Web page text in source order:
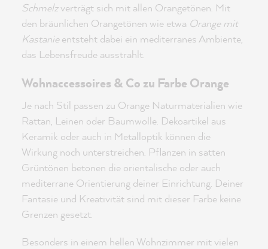
Schmelzverträgt sich mit allen Orangetönen. Mit
den bräunlichen Orangetönen wie etwa Orange mit
Kastanieentsteht dabei ein mediterranes Ambiente,
das Lebensfreude ausstrahlt.
Wohnaccessoires & Co zu Farbe Orange
Je nach Stil passen zu Orange Naturmaterialien wie
Rattan, Leinen oder Baumwolle. Dekoartikel aus
Keramik oder auch in Metalloptik können die
Wirkung noch unterstreichen. Pflanzen in satten
Grüntönen betonen die orientalische oder auch
mediterrane Orientierung deiner Einrichtung. Deiner
Fantasie und Kreativität sind mit dieser Farbe keine
Grenzen gesetzt.
Besonders in einem hellen Wohnzimmer mit vielen